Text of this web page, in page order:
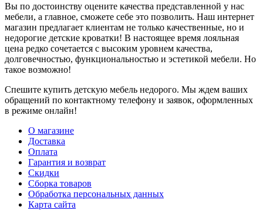
Вы по достоинству оцените качества представленной у нас
мебели, а главное, сможете себе это позволить. Наш интернет
магазин предлагает клиентам не только качественные, но и
недорогие детские кроватки! В настоящее время лояльная
цена редко сочетается с высоким уровнем качества,
долговечностью, функциональностью и эстетикой мебели. Но
такое возможно!
Спешите купить детскую мебель недорого. Мы ждем ваших
обращений по контактному телефону и заявок, оформленных
в режиме онлайн!
О магазине
Доставка
Оплата
Гарантия и возврат
Скидки
Сборка товаров
Обработка персональных данных
Карта сайта